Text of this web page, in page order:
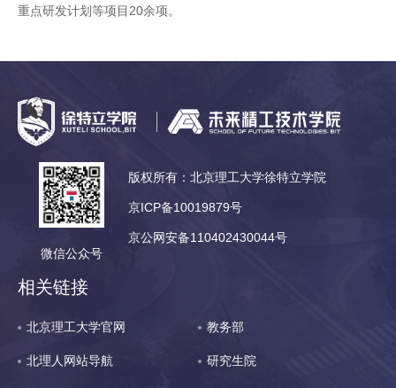
重点研发计划等项目20余项。
微信公众号
版权所有：北京理工大学徐特立学院
京ICP备10019879号
京公网安备110402430044号
相关链接
北京理工大学官网 教务部
北理人网站导航 研究生院